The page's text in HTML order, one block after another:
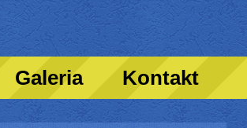
Galeria Kontakt